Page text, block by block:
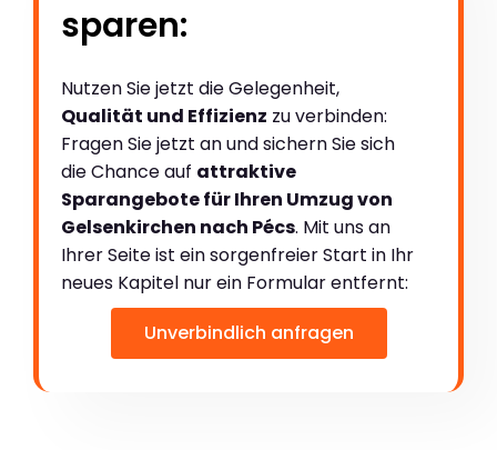
sparen:
Nutzen Sie jetzt die Gelegenheit,
Qualität und Effizienz zu verbinden:
Fragen Sie jetzt an und sichern Sie sich
die Chance auf attraktive
Sparangebote für Ihren Umzug von
Gelsenkirchen nach Pécs. Mit uns an
Ihrer Seite ist ein sorgenfreier Start in Ihr
neues Kapitel nur ein Formular entfernt:
Unverbindlich anfragen